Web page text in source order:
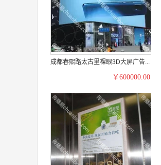
成都春熙路太古里裸眼3D大屏广告...
￥600000.00